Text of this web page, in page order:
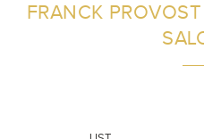
FRANCK PROVOST